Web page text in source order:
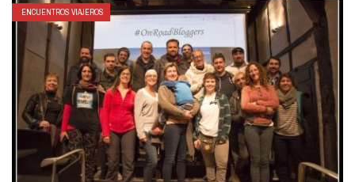
ENCUENTROS VIAJEROS